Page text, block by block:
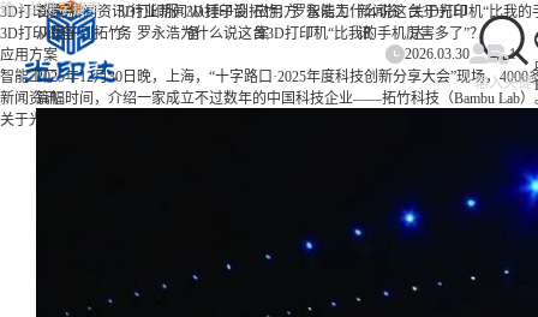
3D打印服
务
3D打印设
备
应用方
案
智能工
厂
新闻资
讯
关于光印
达
3D打印服务
3D打印设备
应用方案
智能工厂
新闻资讯
关于光印达
首页/新闻资讯/行业新闻/从锤子到拓竹：罗永浩为什么说这台3D打印机“比我的
从锤子到拓竹：罗永浩为什么说这台3D打印机“比我的手机厉害多了”？
2026.03.30
1
2025年12月30日晚，上海，“十字路口·2025年度科技创新分享大会”现场，
篇幅时间，介绍一家成立不过数年的中国科技企业——拓竹科技（Bambu Lab）